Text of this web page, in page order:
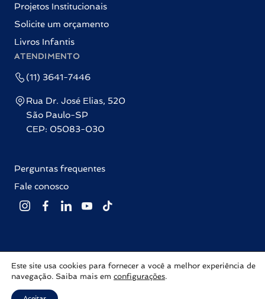
Projetos Institucionais
Solicite um orçamento
Livros Infantis
ATENDIMENTO
(11) 3641-7446
Rua Dr. José Elias, 520
São Paulo-SP
CEP: 05083-030
Perguntas frequentes
Fale conosco
Editora Labrador © 2026 Todos os direitos reservados |
Política de
privacidade
Este site usa cookies para fornecer a você a melhor experiência de
navegação. Saiba mais em configurações.